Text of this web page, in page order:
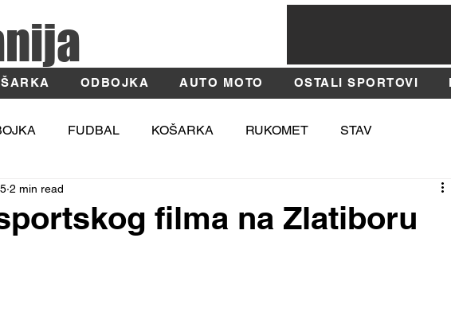
ODBOJKA AUTO MOTO OSTALI SPORTOVI
FUDBAL KOŠARKA RUKOMET STAV
MOSI SAJAM SPORTA
filma na Zlatiboru
2 min read